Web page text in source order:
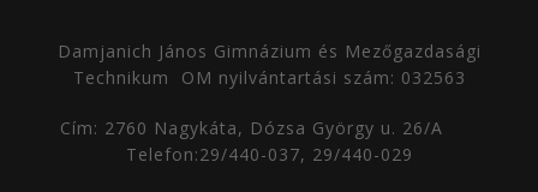
Damjanich János Gimnázium és Mezőgazdasági
Technikum
OM nyilvántartási szám: 032563
Cím: 2760 Nagykáta, Dózsa György u. 26/A
Telefon:29/440-037, 29/440-029